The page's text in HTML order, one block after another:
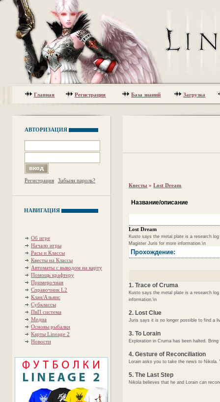
Главная Регистрация База знаний Загрузка
АВТОРИЗАЦИЯ
Регистрация Забыли пароль?
НАВИГАЦИЯ
Об игре
Начало игры
Расы и Классы
Квесты на Классы
Автоматы с выводом на карту
Помощь крафтеру
Примерочная
Справочник L2
Клан/Альянс
Субклассы
ПвП система
Медиа
Основы рыбалки
Карты Lineage 2
Новости
Квесты »Lost Dream
Название/описание
Lost Dream
Kusto says the metal plate is a research
Magister Juris for more information.\n
Прохождение:
1. Trace of Cruma
Kusto says the metal plate is a research
information.\n
2. Lost Clue
Juris says it is no longer possible to find a
3. To Lorain
Exploration in Cruma has been halted.
4. Gesture of Reconciliation
Lorain asks you to take the news to
5. The Last Step
Nikola believes that he and Lorain can